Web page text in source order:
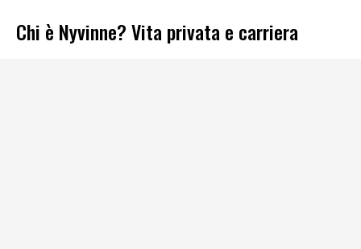
Chi è Nyvinne? Vita privata e carriera